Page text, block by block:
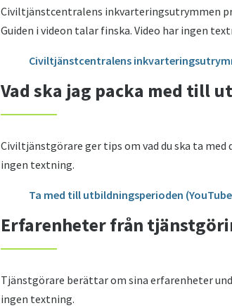
Civiltjänstcentralens inkvarteringsutrymmen
Guiden i videon talar finska. Video har ingen
Civiltjänstcentralens
Vad ska jag packa med till
Civiltjänstgörare ger tips om vad du ska ta
ingen textning.
Ta med till utbildningsperioden
Erfarenheter från
Tjänstgörare berättar om sina erfarenheter
ingen textning.